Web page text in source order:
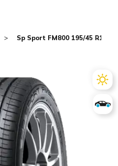
Sp Sport FM800 195/45 R16